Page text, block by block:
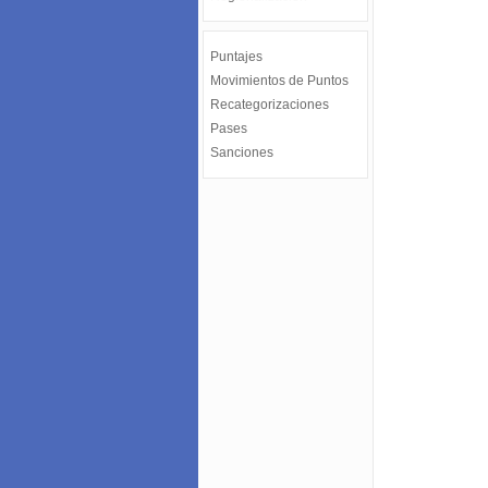
Puntajes
Movimientos de Puntos
Recategorizaciones
Pases
Sanciones